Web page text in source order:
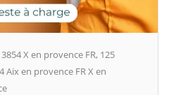
X en provence FR, 125
Aix en provence FR X en